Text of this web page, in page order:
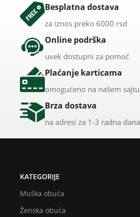
Besplatna dostava
za iznos preko 6000 rsd
Online podrška
uvek dostupni za pomoć
Plaćanje karticama
omogućeno na našem sajtu
Brza dostava
na adresi za 1-3 radna dana
KATEGORIJE
Muška obuća
Ženska obuća